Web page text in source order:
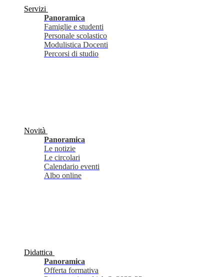
Servizi
Panoramica
Famiglie e studenti
Personale scolastico
Modulistica Docenti
Percorsi di studio
Novità
Panoramica
Le notizie
Le circolari
Calendario eventi
Albo online
Didattica
Panoramica
Offerta formativa